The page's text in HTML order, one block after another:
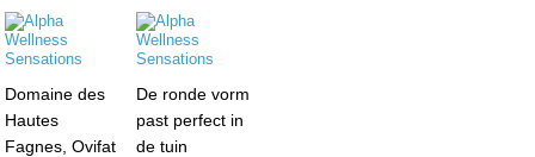
Domaine des
Hautes
Fagnes, Ovifat
De ronde vorm
past perfect in
de tuin